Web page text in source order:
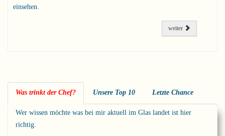
einsehen.
weiter
Was trinkt der Chef? Unsere Top 10 Letzte Chance
Wer wissen möchte was bei mir aktuell im Glas landet ist hier
richtig.